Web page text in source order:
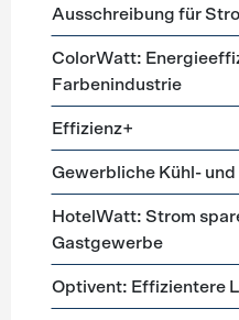
Förderprogramme
Ausschreibung für
ColorWatt:
Farbenindustrie
Effizienz+
Gewerbliche Kühl-
HotelWatt: Strom
Gastgewerbe
Optivent: Effizientere